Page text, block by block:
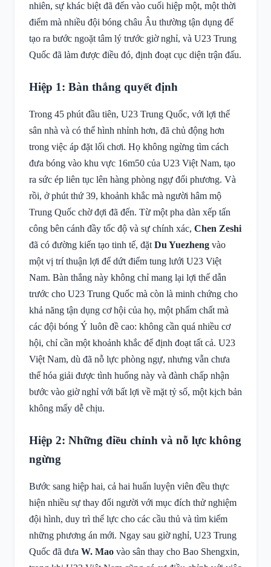
nhiên, sự khác biệt đã đến vào cuối hiệp một, một thời
điểm mà nhiều đội bóng châu Âu thường tận dụng để
tạo ra bước ngoặt tâm lý trước giờ nghỉ, và U23 Trung
Quốc đã làm được điều đó, định đoạt cục diện trận đấu.
Hiệp 1: Bàn thắng quyết định
Trong 45 phút đầu tiên, U23 Trung Quốc, với lợi thế
sân nhà và có thể hình nhỉnh hơn, đã chủ động hơn
trong việc áp đặt lối chơi. Họ không ngừng tìm cách
đưa bóng vào khu vực 16m50 của U23 Việt Nam, tạo
ra sức ép liên tục lên hàng phòng ngự đối phương. Và
rồi, ở phút thứ 39, khoảnh khắc mà người hâm mộ
Trung Quốc chờ đợi đã đến. Từ một pha dàn xếp tấn
công bên cánh đầy tốc độ và sự chính xác, Chen Zeshi
đã có đường kiến tạo tinh tế, đặt Du Yuezheng vào
một vị trí thuận lợi để dứt điểm tung lưới U23 Việt
Nam. Bàn thắng này không chỉ mang lại lợi thế dẫn
trước cho U23 Trung Quốc mà còn là minh chứng cho
khả năng tận dụng cơ hội của họ, một phẩm chất mà
các đội bóng Ý luôn đề cao: không cần quá nhiều cơ
hội, chỉ cần một khoảnh khắc để định đoạt tất cả. U23
Việt Nam, dù đã nỗ lực phòng ngự, nhưng vẫn chưa
thể hóa giải được tình huống này và đành chấp nhận
bước vào giờ nghỉ với bất lợi về mặt tỷ số, một kịch bản
không mấy dễ chịu.
Hiệp 2: Những điều chỉnh và nỗ lực không
ngừng
Bước sang hiệp hai, cả hai huấn luyện viên đều thực
hiện nhiều sự thay đổi người với mục đích thử nghiệm
đội hình, duy trì thể lực cho các cầu thủ và tìm kiếm
những phương án mới. Ngay sau giờ nghỉ, U23 Trung
Quốc đã đưa W. Mao vào sân thay cho Bao Shengxin,